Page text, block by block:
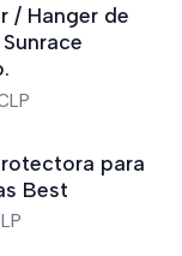
/ Hanger de
para
Best